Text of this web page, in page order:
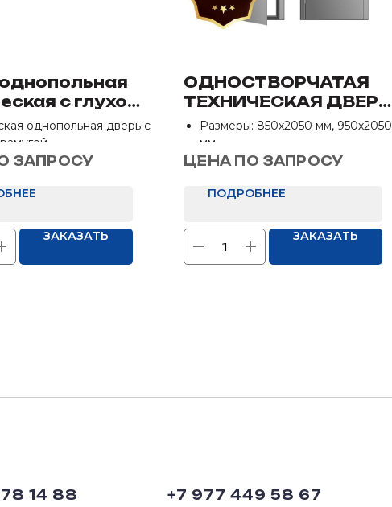
с глухой
ЕИ-60
однопольная дверь с
850х2050 мм, 950х2050
Нет
ЗАПРОСУ
ЗАКАЗАТЬ
ОДНОСТВОРЧАТАЯ
ТЕХНИЧЕСКАЯ ДВЕРЬ
РАЛ 7035
Размеры: 850х2050 мм, 950х2050
мм
Отделка: Нет
ЦЕНА ПО ЗАПРОСУ
ПОДРОБНЕЕ
ЗАКАЗАТЬ
14 88 +7 977 449 58 67